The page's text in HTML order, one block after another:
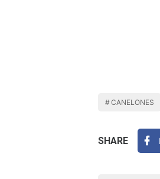
CANELONES
SHARE